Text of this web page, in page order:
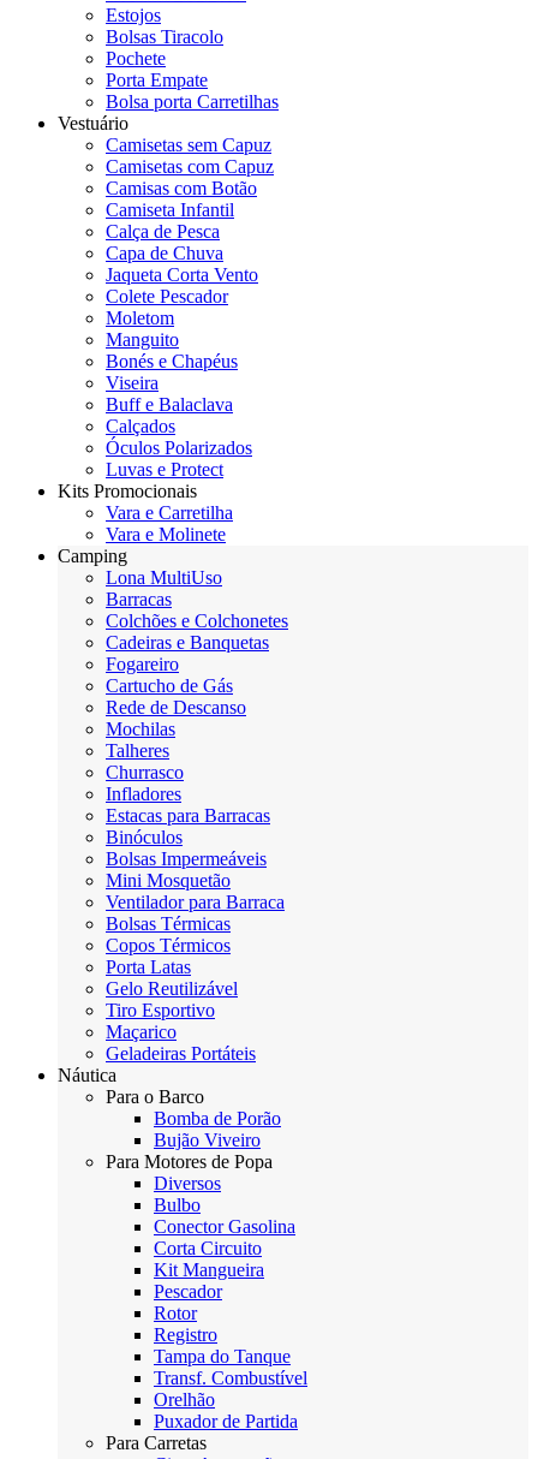
Estojos
Bolsas Tiracolo
Pochete
Porta Empate
Bolsa porta Carretilhas
Vestuário
Camisetas sem Capuz
Camisetas com Capuz
Camisas com Botão
Camiseta Infantil
Calça de Pesca
Capa de Chuva
Jaqueta Corta Vento
Colete Pescador
Moletom
Manguito
Bonés e Chapéus
Viseira
Buff e Balaclava
Calçados
Óculos Polarizados
Luvas e Protect
Kits Promocionais
Vara e Carretilha
Vara e Molinete
Camping
Lona MultiUso
Barracas
Colchões e Colchonetes
Cadeiras e Banquetas
Fogareiro
Cartucho de Gás
Rede de Descanso
Mochilas
Talheres
Churrasco
Infladores
Estacas para Barracas
Binóculos
Bolsas Impermeáveis
Mini Mosquetão
Ventilador para Barraca
Bolsas Térmicas
Copos Térmicos
Porta Latas
Gelo Reutilizável
Tiro Esportivo
Maçarico
Geladeiras Portáteis
Náutica
Para o Barco
Bomba de Porão
Bujão Viveiro
Para Motores de Popa
Diversos
Bulbo
Conector Gasolina
Corta Circuito
Kit Mangueira
Pescador
Rotor
Registro
Tampa do Tanque
Transf. Combustível
Orelhão
Puxador de Partida
Para Carretas